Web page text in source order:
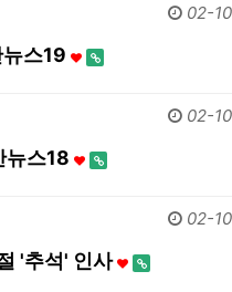
02-10
스19
02-10
뉴스18
02-10
'추석' 인사